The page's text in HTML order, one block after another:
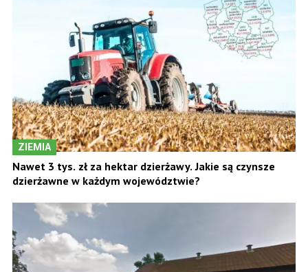
ZIEMIA
Nawet 3 tys. zł za hektar dzierżawy. Jakie są czynsze
dzierżawne w każdym województwie?